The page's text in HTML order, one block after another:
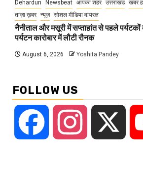
Dehardun Newsbeat आपका शहर उत्तराखंड खबर
ताज़ा ख़बर न्यूज़ सोशल मीडिया वायरल
नैनीताल और मसूरी में सप्ताहांत से पहले पर्यटकों
पर्यटन कारोबार में लौटी रौनक
August 6, 2026 Yoshita Pandey
FOLLOW US
Facebook Instagram